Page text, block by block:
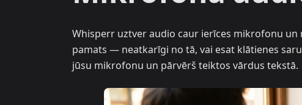
Whisperr uztver audio caur ierīces mikrofonu
pamats — neatkarīgi no tā, vai esat klātienes
jūsu mikrofonu un pārvērš teiktos vārdus tekstā.